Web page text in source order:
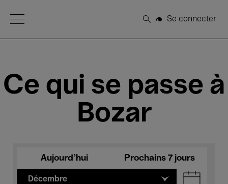
Open Menu
Rechercher
Se connecter
Ce qui se passe à
Bozar
Aujourd'hui Prochains 7 jours
Décembre